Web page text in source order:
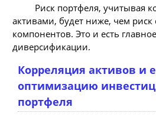
Риск портфеля, учитывая
активами, будет ниже, чем
компонентов. Это и есть
диверсификации.
Корреляция активов и
оптимизацию
портфеля